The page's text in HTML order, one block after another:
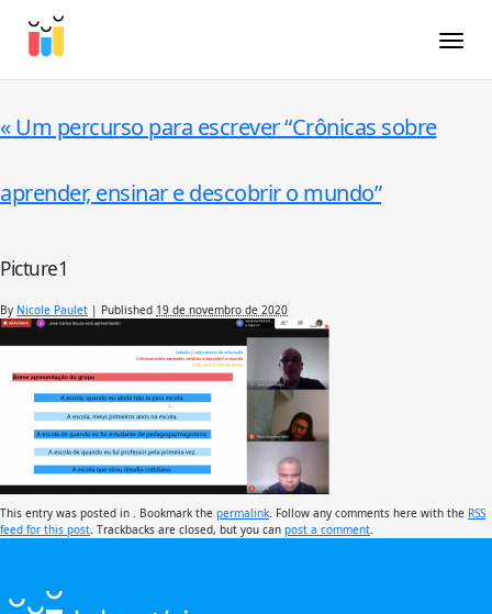
«Um percurso para escrever “Crônicas sobre
aprender, ensinar e descobrir o mundo”
Picture1
By Nicole Paulet | Published 19 de novembro de 2020
This entry was posted in . Bookmark the permalink . Follow any comments here with the RSS
feed for this post . Trackbacks are closed, but you can post a comment